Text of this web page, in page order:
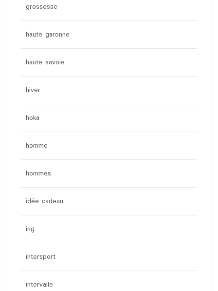
grossesse
haute garonne
haute savoie
hiver
hoka
homme
hommes
idée cadeau
ing
intersport
intervalle